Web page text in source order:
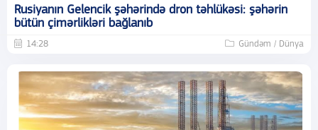
Rusiyanın Gelencik şəhərində dron təhlükəsi: şəhərin
bütün çimərlikləri bağlanıb
14:28 Gündəm / Dünya